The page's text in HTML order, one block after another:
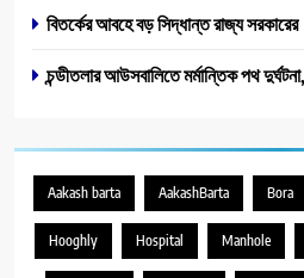
বিতর্কের আবহে বড় সিদ্ধান্ত রাজ্য সরকারের
চন্ডীতলার আউসবালিতে মর্মান্তিক পথ
Aakash barta AakashBarta Bora
Hooghly Hospital Manhole